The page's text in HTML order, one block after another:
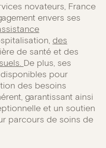
novateurs, France
envers ses
des
de santé et des
De plus, ses
pour
des besoins
garantissant ainsi
et un soutien
parcours de soins de